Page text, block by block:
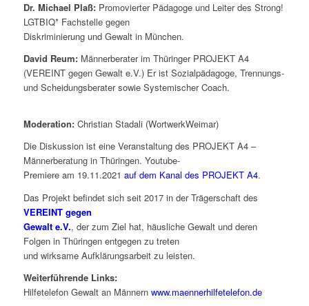
Dr. Michael Plaß:Promovierter Pädagoge und Leiter des Strong!
LGTBIQ* Fachstelle gegen
Diskriminierung und Gewalt in München.
David Reum:Männerberater im Thüringer PROJEKT A4
(VEREINT gegen Gewalt e.V.) Er ist Sozialpädagoge, Trennungs-
und Scheidungsberater sowie Systemischer Coach.
Moderation:Christian Stadali (WortwerkWeimar)
Die Diskussion ist eine Veranstaltung des PROJEKT A4 –
Männerberatung in Thüringen. Youtube-
Premiere am 19.11.2021 auf dem Kanal des PROJEKT A4.
Das Projekt befindet sich seit 2017 in der Trägerschaft des
VEREINT gegen
Gewalt e.V., der zum Ziel hat, häusliche Gewalt und deren
Folgen in Thüringen entgegen zu treten
und wirksame Aufklärungsarbeit zu leisten.
Weiterführende Links:
Hilfetelefon Gewalt an Männern www.maennerhilfetelefon.de